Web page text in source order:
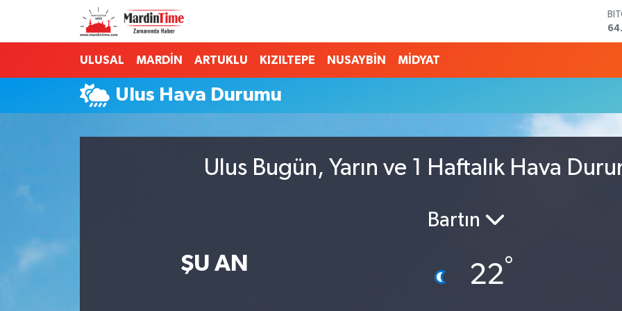
ULUSAL MARDİN ARTUKLU KIZILTEPE NUSAYBİN MİDYAT
Ulus Hava Durumu
Ulus Bugün, Yarın ve 1 Haftalık Hava
ŞU AN
Bartın
22°
Mardin Nöbetçi Eczaneler
Mardin Hava Durumu
Mardin Trafik Yoğunluk Haritası